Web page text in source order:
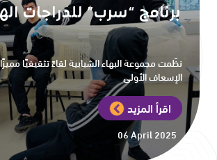
برنامج “سرب” للدراجات
نظّمت مجموعة البهاء الشبابية لقاءً تثقيفيًا
الإسعاف الأولي
اقرأ المزيد
06 April 2025